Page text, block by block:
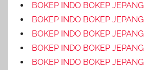
BOKEP INDO BOKEP JEPANG
BOKEP INDO BOKEP JEPANG
BOKEP INDO BOKEP JEPANG
BOKEP INDO BOKEP JEPANG
BOKEP INDO BOKEP JEPANG